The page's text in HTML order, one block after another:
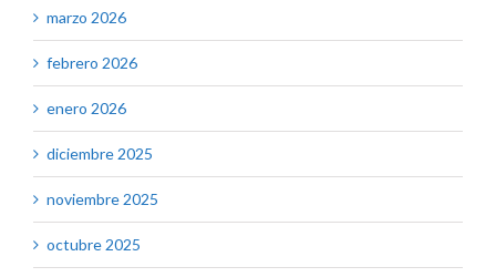
marzo 2026
febrero 2026
enero 2026
diciembre 2025
noviembre 2025
octubre 2025